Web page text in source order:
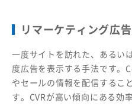
リマーケティング広告
一度サイトを訪れた、あるい
度広告を表示する手法です。
やセールの情報を配信するこ
す。CVRが高い傾向にある効